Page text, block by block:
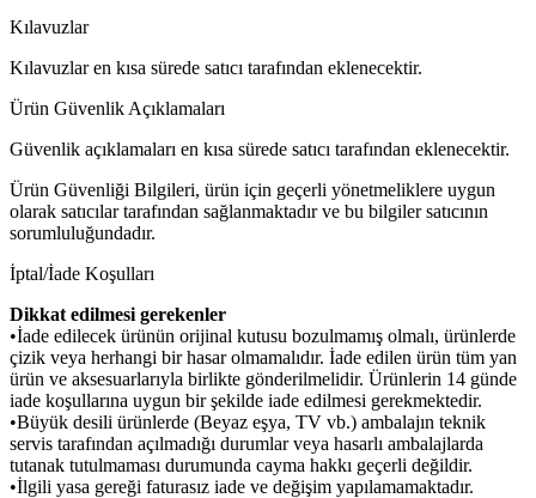
Kılavuzlar
Kılavuzlar en kısa sürede satıcı tarafından eklenecektir.
Ürün Güvenlik Açıklamaları
Güvenlik açıklamaları en kısa sürede satıcı tarafından eklenecektir.
Ürün Güvenliği Bilgileri, ürün için geçerli yönetmeliklere uygun
olarak satıcılar tarafından sağlanmaktadır ve bu bilgiler satıcının
sorumluluğundadır.
İptal/İade Koşulları
Dikkat edilmesi gerekenler
•İade edilecek ürünün orijinal kutusu bozulmamış olmalı, ürünlerde
çizik veya herhangi bir hasar olmamalıdır. İade edilen ürün tüm yan
ürün ve aksesuarlarıyla birlikte gönderilmelidir. Ürünlerin 14 günde
iade koşullarına uygun bir şekilde iade edilmesi gerekmektedir.
•Büyük desili ürünlerde (Beyaz eşya, TV vb.) ambalajın teknik
servis tarafından açılmadığı durumlar veya hasarlı ambalajlarda
tutanak tutulmaması durumunda cayma hakkı geçerli değildir.
•İlgili yasa gereği faturasız iade ve değişim yapılamamaktadır.